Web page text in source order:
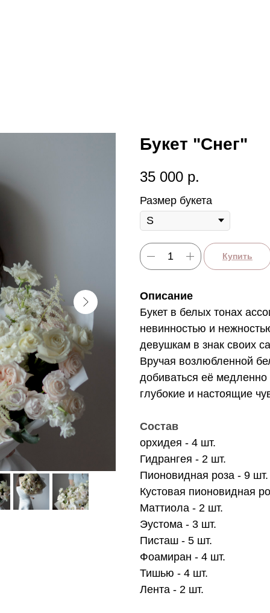
Букет "Снег"
35 000 р.
Размер букета
Купить
Описание
Букет в белых тонах
невинностью и
девушкам в знак своих
Вручая возлюбленной
добиваться её
глубокие и настоящие
Состав
орхидея - 4 шт.
Гидрангея - 2 шт.
Пионовидная роза - 9 шт.
Кустовая пионовидная
Маттиола - 2 шт.
Эустома - 3 шт.
Писташ - 5 шт.
Фоамиран - 4 шт.
Тишью - 4 шт.
Лента - 2 шт.